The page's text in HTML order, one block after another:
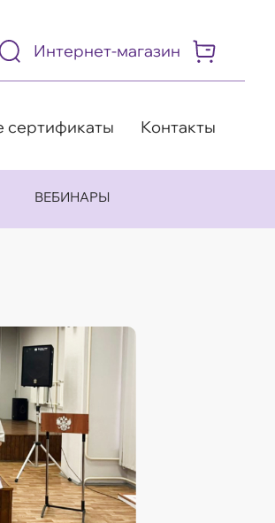
Интернет-магазин
сертификаты Контакты
ВЕБИНАРЫ